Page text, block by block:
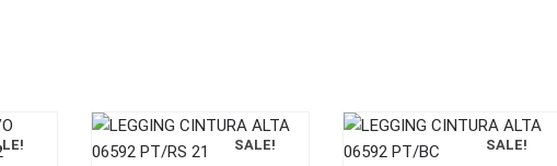
SALE! SALE!